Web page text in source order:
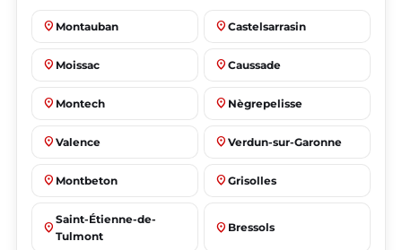
place Montauban place Castelsarrasin
place Moissac place Caussade
place Montech place Nègrepelisse
place Valence place Verdun-sur-Garonne
place Montbeton place Grisolles
place
Saint-Étienne-de-
Tulmont
place Bressols